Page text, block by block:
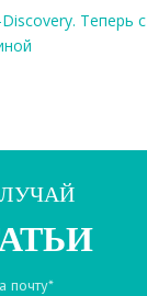
Теперь с
почту*